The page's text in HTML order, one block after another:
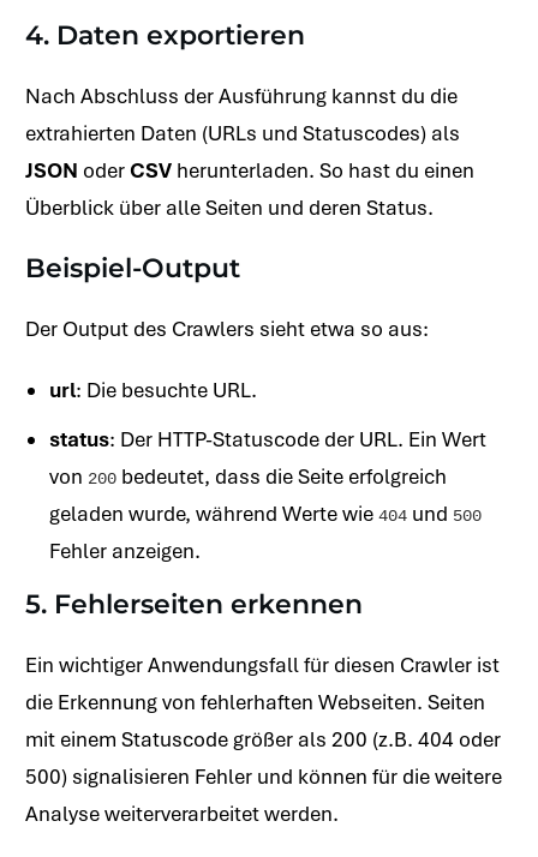
4. Daten exportieren
Nach Abschluss der Ausführung kannst du die
extrahierten Daten (URLs und Statuscodes) als
JSON oder CSV herunterladen. So hast du einen
Überblick über alle Seiten und deren Status.
Beispiel-Output
Der Output des Crawlers sieht etwa so aus:
url: Die besuchte URL.
status: Der HTTP-Statuscode der URL. Ein Wert
von 200 bedeutet, dass die Seite erfolgreich
geladen wurde, während Werte wie 404 und 500
Fehler anzeigen.
5. Fehlerseiten erkennen
Ein wichtiger Anwendungsfall für diesen Crawler ist
die Erkennung von fehlerhaften Webseiten. Seiten
mit einem Statuscode größer als 200 (z.B. 404 oder
500) signalisieren Fehler und können für die weitere
Analyse weiterverarbeitet werden.